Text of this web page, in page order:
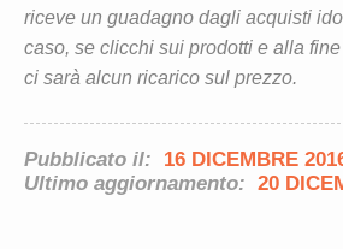
riceve un guadagno dagli acquisti
caso, se clicchi sui prodotti e alla
ci sarà alcun ricarico sul prezzo.
Pubblicato il:
16 DICEMBRE
Ultimo aggiornamento: 20